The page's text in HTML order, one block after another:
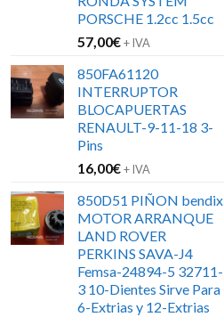
PORSCHE 1.2cc 1.5cc
57,00€+ IVA
850FA61120
INTERRUPTOR
BLOCAPUERTAS
RENAULT-9-11-18 3-
Pins
16,00€+ IVA
850D51 PIÑON bendix
MOTOR ARRANQUE
LAND ROVER
PERKINS SAVA-J4
Femsa-24894-5 32711-
3 10-Dientes Sirve Para
6-Extrias y 12-Extrias